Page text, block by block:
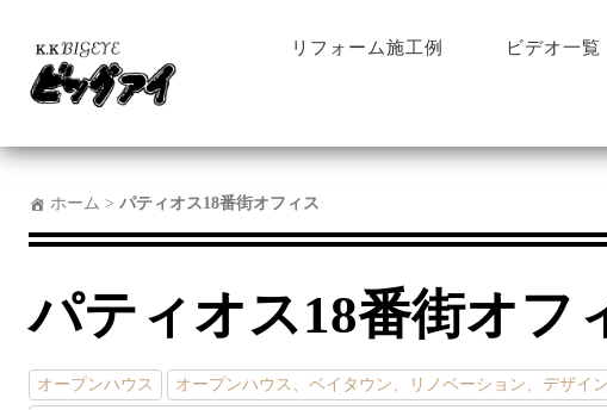
リフォーム施工例 ビデオ一覧
ホーム >パティオス18番街オフィス
パティオス18番街オフ
オープンハウス オープンハウス、ベイタウン、リノベーション、デザイ